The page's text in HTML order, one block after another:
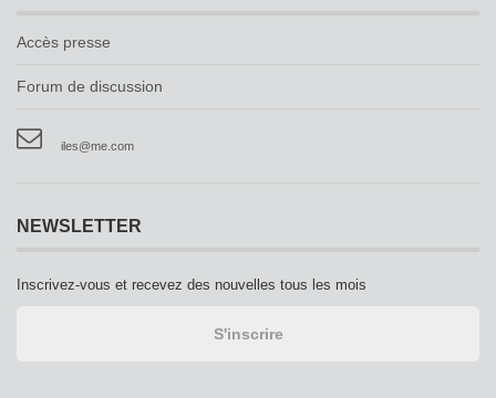
Accès presse
Forum de discussion
iles@me.com
NEWSLETTER
Inscrivez-vous et recevez des nouvelles tous les mois